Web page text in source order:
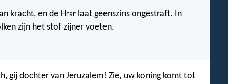
kracht, en de Here laat geenszins ongestraft. In
zijn het stof zijner voeten.
gij dochter van Jeruzalem! Zie, uw koning komt tot